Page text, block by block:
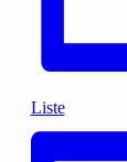
Liste